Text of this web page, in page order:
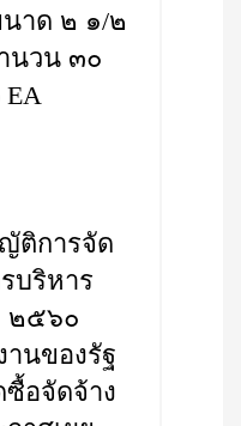
าด ๒ ๑/๒
นวน ๓๐
ติการจัด
บริหาร
๒๕๖๐
นของรัฐ
อจัดจ้าง